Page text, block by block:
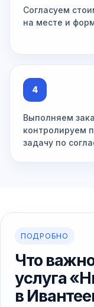
Согласуем
на месте и
4
Выполняем
контролируем
задачу по
ПОДРОБНО
Что
услуга
в